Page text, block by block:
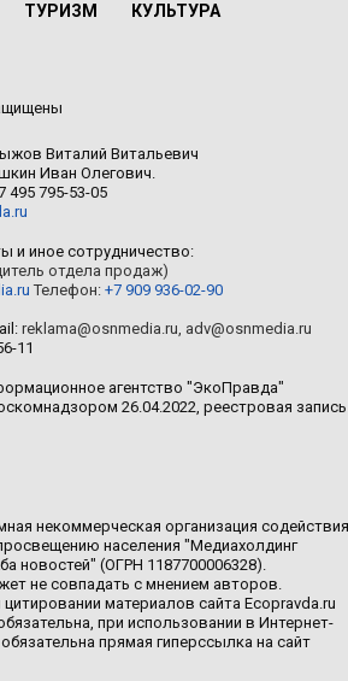
ТУРИЗМ КУЛЬТУРА
Виталий Витальевич
Иван Олегович.
495 795-53-05
и иное сотрудничество:
отдела продаж)
Телефон: +7 909 936-02-90
reklama@osnmedia.ru, adv@osnmedia.ru
11
агентство "ЭкоПравда"
26.04.2022, реестровая запись
некоммерческая организация содействия
населения "Медиахолдинг
новостей" (ОГРН 1187700006328).
не совпадать с мнением авторов.
материалов сайта Ecopravda.ru
при использовании в Интернет-
прямая гиперссылка на сайт